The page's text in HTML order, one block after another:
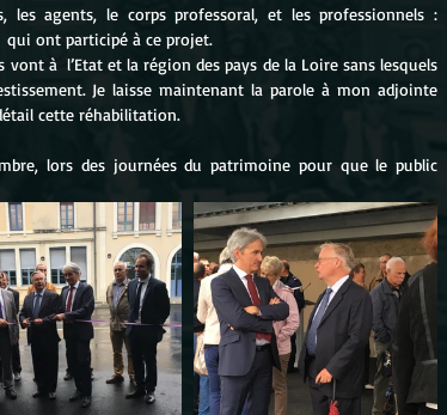
les agents, le corps professoral, et les professionnels :
qui ont participé à ce projet.
à  l’Etat et la région des pays de la Loire sans lesquels
Je laisse maintenant la parole à mon adjointe
cette réhabilitation.
lors des journées du patrimoine pour que le public